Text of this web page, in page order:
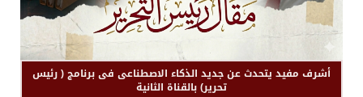
أشرف مفيد يتحدث عن جديد الذكاء الاصطناعى فى برنامج ( رئيس
تحرير) بالقناة الثانية